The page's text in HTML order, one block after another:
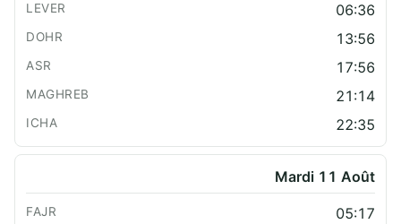
06:36
13:56
17:56
21:14
22:35
Mardi 11 Août
05:17